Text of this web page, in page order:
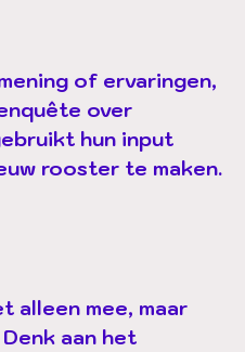
of ervaringen,
over
hun input
rooster te maken.
alleen mee, maar
aan het